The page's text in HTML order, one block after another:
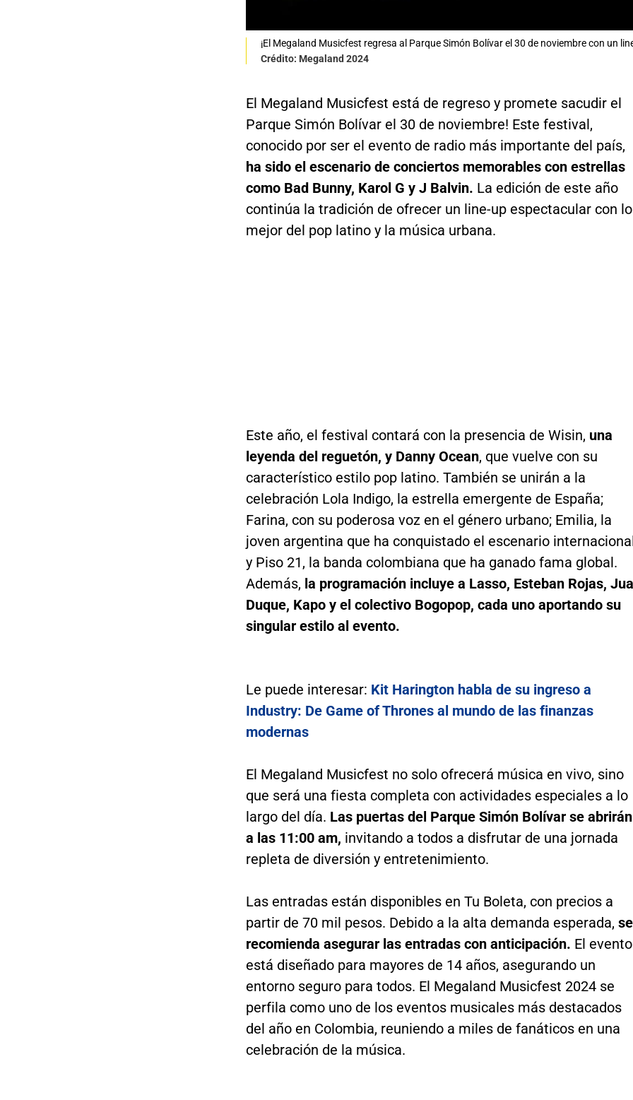
¡El Megaland Musicfest regresa al Parque Simón Bolívar el 30 de noviembre con un
Crédito: Megaland 2024
El Megaland Musicfest está de regreso y promete sacudir el
Parque Simón Bolívar el 30 de noviembre! Este festival,
conocido por ser el evento de radio más importante del país,
ha sido el escenario de conciertos memorables con estrellas
como Bad Bunny, Karol G y J Balvin. La edición de este año
continúa la tradición de ofrecer un line-up espectacular con lo
mejor del pop latino y la música urbana.
Este año, el festival contará con la presencia de Wisin, una
leyenda del reguetón, y Danny Ocean, que vuelve con su
característico estilo pop latino. También se unirán a la
celebración Lola Indigo, la estrella emergente de España;
Farina, con su poderosa voz en el género urbano; Emilia, la
joven argentina que ha conquistado el escenario
y Piso 21, la banda colombiana que ha ganado fama global.
Además, la programación incluye a Lasso, Esteban Rojas,
Duque, Kapo y el colectivo Bogopop, cada uno aportando su
singular estilo al evento.
Le puede interesar: Kit Harington habla de su ingreso a
Industry: De Game of Thrones al mundo de las finanzas
modernas
El Megaland Musicfest no solo ofrecerá música en vivo, sino
que será una fiesta completa con actividades especiales a lo
largo del día. Las puertas del Parque Simón Bolívar se abrirán
a las 11:00 am, invitando a todos a disfrutar de una jornada
repleta de diversión y entretenimiento.
Las entradas están disponibles en Tu Boleta, con precios a
partir de 70 mil pesos. Debido a la alta demanda esperada, se
recomienda asegurar las entradas con anticipación. El evento
está diseñado para mayores de 14 años, asegurando un
entorno seguro para todos. El Megaland Musicfest 2024 se
perfila como uno de los eventos musicales más destacados
del año en Colombia, reuniendo a miles de fanáticos en una
celebración de la música.